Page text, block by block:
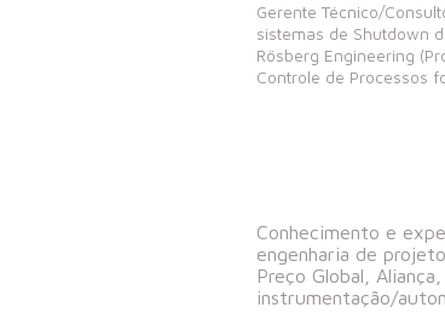
Gerente Técnico/
sistemas de Shutdown
Rösberg Engineering
Controle de Processos
Conhecimento e
engenharia de
Preço Global,
instrumentação/